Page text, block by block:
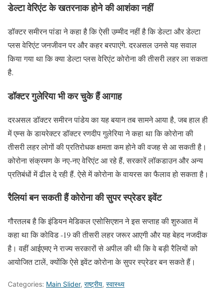
डेल्टा वेरिएंट के खतरनाक होने की आशंका नहीं
डॉक्टर समीरन पांडा ने कहा है कि ऐसी उम्मीद नहीं है कि डेल्टा और डेल्टा
प्लस वेरिएंट जनजीवन पर और कहर बरपाएंगे. दरअसल उनसे यह सवाल
किया गया था कि क्या डेल्टा प्लस वेरिएंट कोरोना की तीसरी लहर ला सकता
है.
डॉक्टर गुलेरिया भी कर चुके हैं आगाह
दरअसल डॉक्टर समीरन पांडेय का यह बयान तब सामने आया है, जब हाल ही
में एम्स के डायरेक्टर डॉक्टर रणदीप गुलेरिया ने कहा था कि कोरोना की
तीसरी लहर लोगों की प्रतिरोधक क्षमता कम होने की वजह से आ सकती है।
कोरोना संक्रमण के नए-नए वेरिएंट आ रहे हैं, सरकारें लॉकडाउन और अन्य
प्रतिबंधों में ढील दे रही हैं. ऐसे में कोरोना के वायरस का फैलाव हो सकता है।
रैलियां बन सकती हैं कोरोना की सुपर स्प्रेडर इवेंट
गौरतलब है कि इंडियन मेडिकल एसोसिएशन ने इस सप्ताह की शुरुआत में
कहा था कि कोविड -19 की तीसरी लहर जरूर आएगी और यह बेहद नजदीक
है। वहीं आईएमए ने राज्य सरकारों से अपील की थी कि वे बड़ी रैलियों को
आयोजित टालें, क्योंकि ऐसे इवेंट कोरोना के सुपर स्प्रेडर बन सकते हैं।
Categories: Main Slider, राष्ट्रीय, स्वास्थ्य